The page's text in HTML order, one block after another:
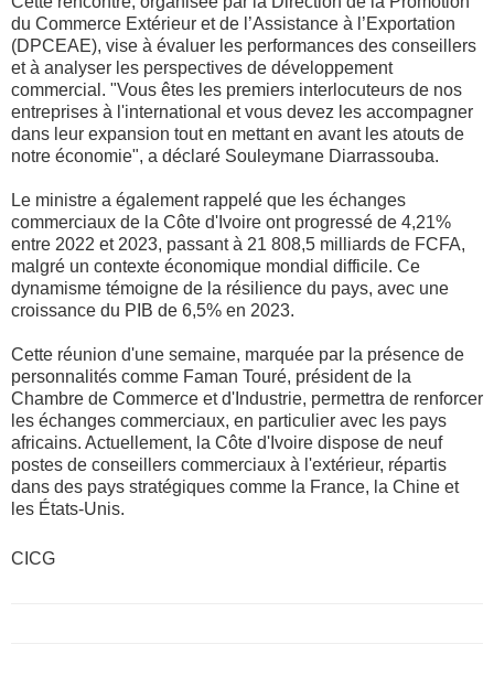
du Commerce Extérieur et de l’Assistance à l’Exportation
(DPCEAE), vise à évaluer les performances des conseillers
et à analyser les perspectives de développement
commercial. "Vous êtes les premiers interlocuteurs de nos
entreprises à l'international et vous devez les accompagner
dans leur expansion tout en mettant en avant les atouts de
notre économie", a déclaré Souleymane Diarrassouba.
Le ministre a également rappelé que les échanges
commerciaux de la Côte d'Ivoire ont progressé de 4,21%
entre 2022 et 2023, passant à 21 808,5 milliards de FCFA,
malgré un contexte économique mondial difficile. Ce
dynamisme témoigne de la résilience du pays, avec une
croissance du PIB de 6,5% en 2023.
Cette réunion d'une semaine, marquée par la présence de
personnalités comme Faman Touré, président de la
Chambre de Commerce et d'Industrie, permettra de renforcer
les échanges commerciaux, en particulier avec les pays
africains. Actuellement, la Côte d'Ivoire dispose de neuf
postes de conseillers commerciaux à l'extérieur, répartis
dans des pays stratégiques comme la France, la Chine et
les États-Unis.
CICG